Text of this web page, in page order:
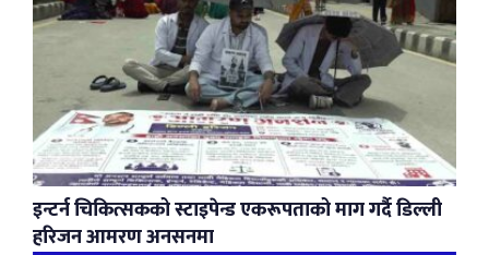
इन्टर्न चिकित्सकको स्टाइपेन्ड एकरूपताको माग गर्दै डिल्ली
हरिजन आमरण अनसनमा